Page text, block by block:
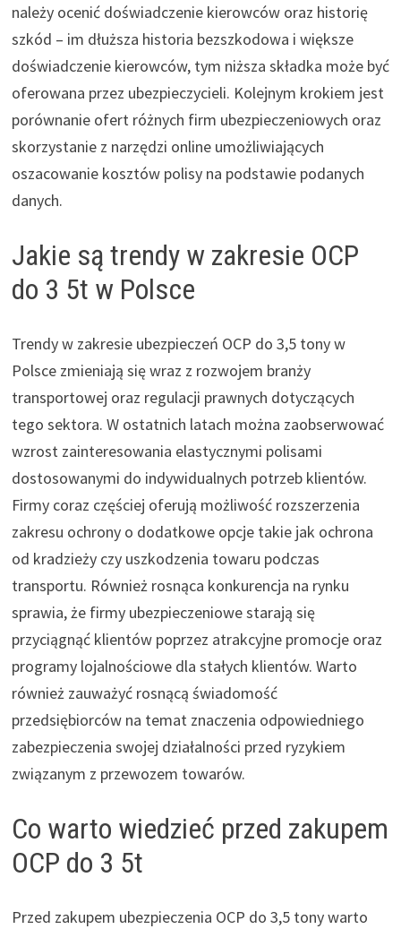
należy ocenić doświadczenie kierowców oraz historię
szkód – im dłuższa historia bezszkodowa i większe
doświadczenie kierowców, tym niższa składka może być
oferowana przez ubezpieczycieli. Kolejnym krokiem jest
porównanie ofert różnych firm ubezpieczeniowych oraz
skorzystanie z narzędzi online umożliwiających
oszacowanie kosztów polisy na podstawie podanych
danych.
Jakie są trendy w zakresie OCP
do 3 5t w Polsce
Trendy w zakresie ubezpieczeń OCP do 3,5 tony w
Polsce zmieniają się wraz z rozwojem branży
transportowej oraz regulacji prawnych dotyczących
tego sektora. W ostatnich latach można zaobserwować
wzrost zainteresowania elastycznymi polisami
dostosowanymi do indywidualnych potrzeb klientów.
Firmy coraz częściej oferują możliwość rozszerzenia
zakresu ochrony o dodatkowe opcje takie jak ochrona
od kradzieży czy uszkodzenia towaru podczas
transportu. Również rosnąca konkurencja na rynku
sprawia, że firmy ubezpieczeniowe starają się
przyciągnąć klientów poprzez atrakcyjne promocje oraz
programy lojalnościowe dla stałych klientów. Warto
również zauważyć rosnącą świadomość
przedsiębiorców na temat znaczenia odpowiedniego
zabezpieczenia swojej działalności przed ryzykiem
związanym z przewozem towarów.
Co warto wiedzieć przed zakupem
OCP do 3 5t
Przed zakupem ubezpieczenia OCP do 3,5 tony warto